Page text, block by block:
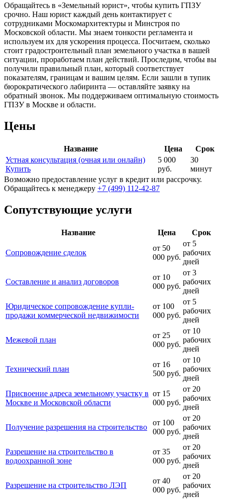
Обращайтесь в «Земельный юрист», чтобы купить ГПЗУ
срочно. Наш юрист каждый день контактирует с
сотрудниками Москомархитектуры и Минстроя по
Московской области. Мы знаем тонкости регламента и
используем их для ускорения процесса. Посчитаем, сколько
стоит градостроительный план земельного участка в вашей
ситуации, проработаем план действий. Проследим, чтобы вы
получили правильный план, который соответствует
показателям, границам и вашим целям. Если зашли в тупик
бюрократического лабиринта — оставляйте заявку на
обратный звонок. Мы поддерживаем оптимальную стоимость
ГПЗУ в Москве и области.
Цены
Название Цена
Срок
Устная консультация (очная или онлайн)
Купить
5 000
руб.
30
минут
Возможно предоставление услуг в кредит или рассрочку.
Обращайтесь к менеджеру +7 (499) 112-42-87
Сопутствующие услуги
Название Цена Срок
Сопровождение сделок
от 50
000 руб.
от 5
рабочих
дней
Составление и анализ договоров
от 10
000 руб.
от 3
рабочих
дней
Юридическое сопровождение купли-
продажи коммерческой недвижимости
от 100
000 руб.
от 5
рабочих
дней
Межевой план
от 25
000 руб.
от 10
рабочих
дней
Технический план
от 16
500 руб.
от 10
рабочих
дней
Присвоение адреса земельному участку в
Москве и Московской области
от 15
000 руб.
от 20
рабочих
дней
Получение разрешения на строительство
от 100
000 руб.
от 20
рабочих
дней
Разрешение на строительство в
водоохранной зоне
от 35
000 руб.
от 20
рабочих
дней
Разрешение на строительство ЛЭП
от 40
000 руб.
от 20
рабочих
дней